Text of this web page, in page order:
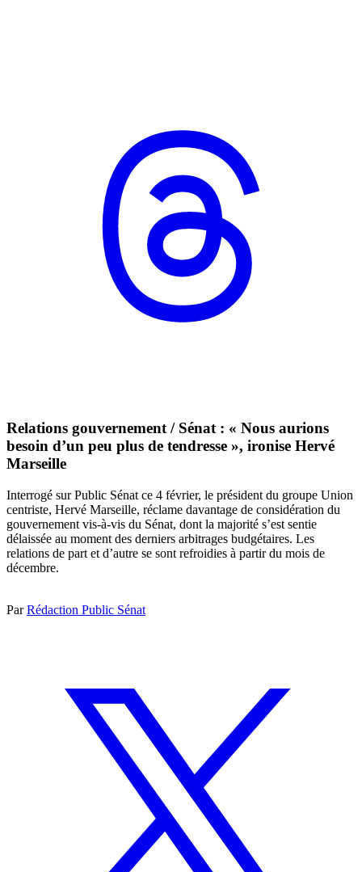
Relations gouvernement / Sénat : « Nous aurions
besoin d’un peu plus de tendresse », ironise Hervé
Marseille
Interrogé sur Public Sénat ce 4 février, le président du groupe Union
centriste, Hervé Marseille, réclame davantage de considération du
gouvernement vis-à-vis du Sénat, dont la majorité s’est sentie
délaissée au moment des derniers arbitrages budgétaires. Les
relations de part et d’autre se sont refroidies à partir du mois de
décembre.
ParRédaction Public Sénat